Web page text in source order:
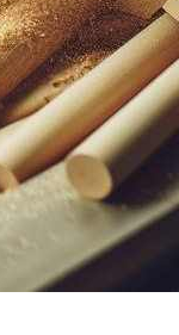
rossz
lapot kapta és
nem lehetett
Szeretnénk,
ami az adott géphez
vágására használja a